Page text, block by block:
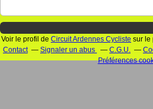
Voir le profil de Circuit Ardennes Cycliste sur le
Contact
Signaler un abus C.G.U.
Préférences